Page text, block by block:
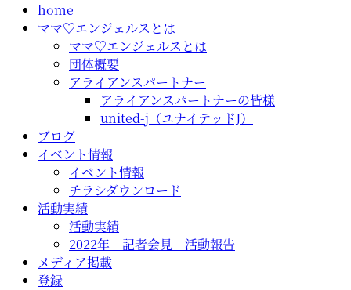
home
ママ♡エンジェルスとは
ママ♡エンジェルスとは
団体概要
アライアンスパートナー
アライアンスパートナーの皆様
united-j（ユナイテッドJ）
ブログ
イベント情報
イベント情報
チラシダウンロード
活動実績
活動実績
2022年 記者会見 活動報告
メディア掲載
登録